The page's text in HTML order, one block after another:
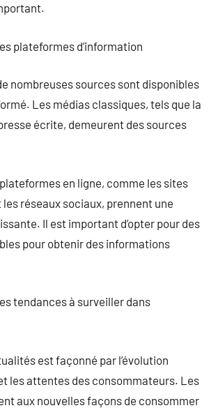
plateformes d’information
nombreuses sources sont disponibles
Les médias classiques, tels que la
écrite, demeurent des sources
en ligne, comme les sites
les réseaux sociaux, prennent une
Il est important d’opter pour des
pour obtenir des informations
tendances à surveiller dans
est façonné par l’évolution
les attentes des consommateurs. Les
aux nouvelles façons de consommer